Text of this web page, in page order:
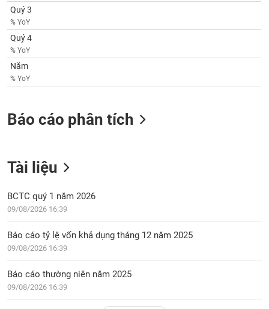
Quý 3
% YoY
Quý 4
% YoY
Năm
% YoY
Báo cáo phân tích
Tài liệu
BCTC quý 1 năm 2026
09/08/2026 16:39
Báo cáo tỷ lệ vốn khả dụng tháng 12 năm 2025
09/08/2026 16:39
Báo cáo thường niên năm 2025
09/08/2026 16:39
chính
Công
cụ
Truyền
thông
chính
liệu
chính